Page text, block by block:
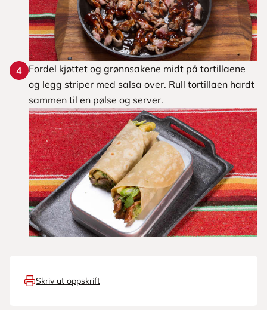
4 Fordel kjøttet og grønnsakene midt på tortillaene
og legg striper med salsa over. Rull tortillaen hardt
sammen til en pølse og server.
Skriv ut oppskrift